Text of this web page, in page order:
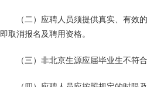
（二）应聘人员须提供真实、有效
即取消报名及聘用资格。
（三）非北京生源应届毕业生不符